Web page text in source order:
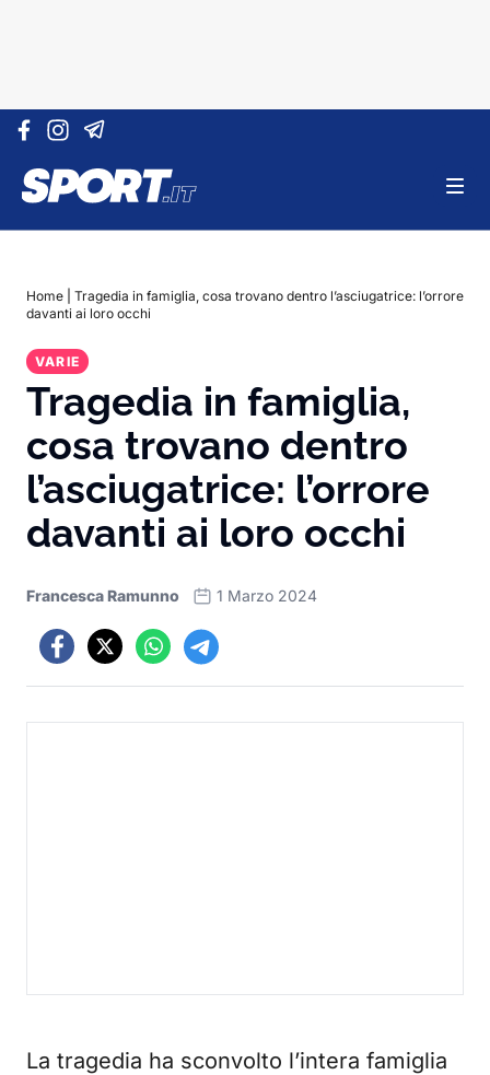
Vai al contenuto
Home
Tragedia in famiglia, cosa trovano dentro l’asciugatrice: l’orrore
davanti ai loro occhi
VARIE
Tragedia in famiglia,
cosa trovano dentro
l’asciugatrice: l’orrore
davanti ai loro occhi
Francesca Ramunno 1 Marzo 2024
La tragedia ha sconvolto l’intera famiglia